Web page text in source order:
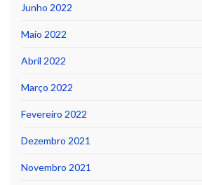
Junho 2022
Maio 2022
Abril 2022
Março 2022
Fevereiro 2022
Dezembro 2021
Novembro 2021